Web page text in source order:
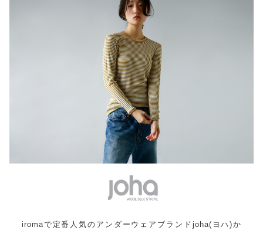
iromaで定番人気のアンダーウェアブランドjoha(ヨハ)か